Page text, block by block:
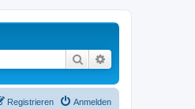
Suche
Anmelden
Registrieren